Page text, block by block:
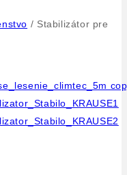
/ Stabilizátor pre